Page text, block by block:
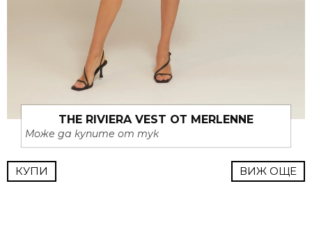
THE RIVIERA VEST ОТ MERLENNE
Може да купите от тук
КУПИ ВИЖ ОЩЕ